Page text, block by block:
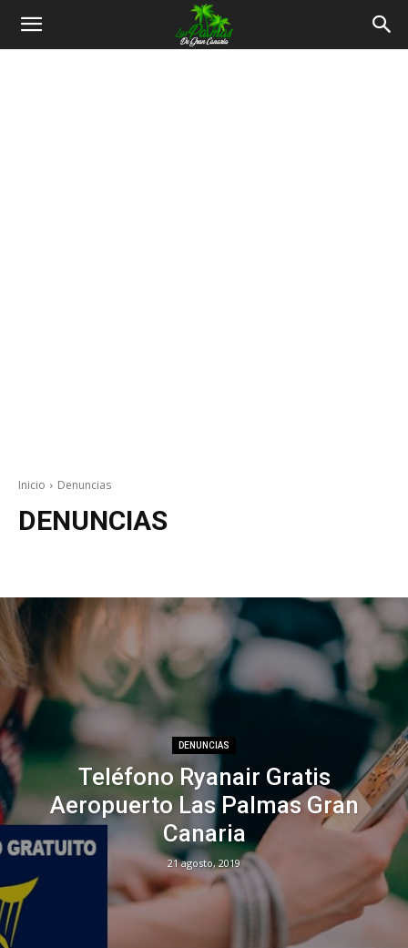
Inicio Denuncias
DENUNCIAS
DENUNCIAS
Teléfono Ryanair Gratis
Aeropuerto Las Palmas Gran
Canaria
21 agosto, 2019